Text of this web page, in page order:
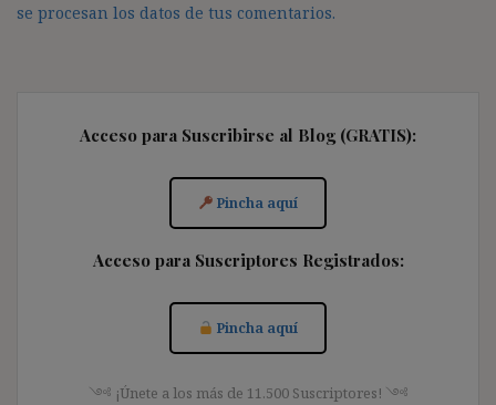
se procesan los datos de tus comentarios.
Acceso para Suscribirse al Blog (GRATIS):
Pincha aquí
Acceso para Suscriptores Registrados:
Pincha aquí
༺ ¡Únete a los más de 11.500 Suscriptores! ༺